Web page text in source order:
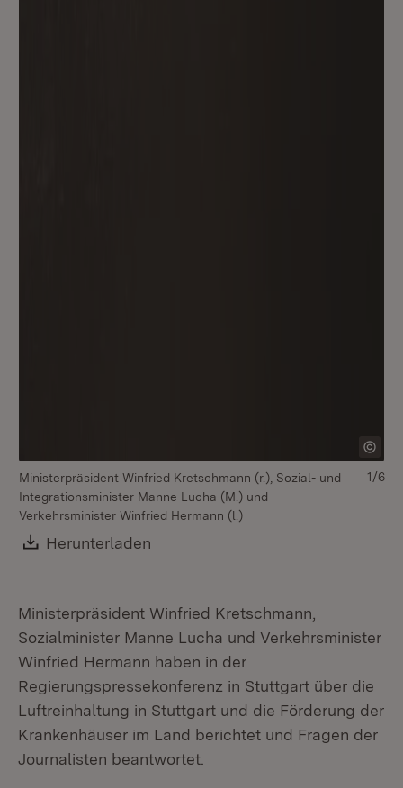
Ministerpräsident Winfried Kretschmann (r.), Sozial- und
Integrationsminister Manne Lucha (M.) und
Verkehrsminister Winfried Hermann (l.)
Download:
Herunterladen
1/6
Ministerpräsident Winfried Kretschmann,
Sozialminister Manne Lucha und Verkehrsminister
Winfried Hermann haben in der
Regierungspressekonferenz in Stuttgart über die
Luftreinhaltung in Stuttgart und die Förderung der
Krankenhäuser im Land berichtet und Fragen der
Journalisten beantwortet.